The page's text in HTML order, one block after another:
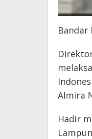
Bandar
Almira
Hadir